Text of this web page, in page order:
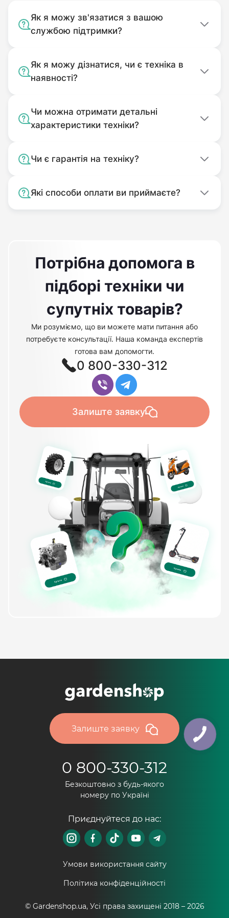
правого колеса, що дозволяє з легкістю
здійснювати оператору практичний розворот
поршневих кілець, прокладка головки
циліндра, набір ріжкових ключів та ключ для
експлуатації, а також фірмовий гарантійний
талон.
Основні переваги мотоблоку Файтер 81ДЕ:
Електростартер;
3-х струмкова муфта зчеплення;
Розширена гарантія на 12 місяців;
Надійність конструкції.
Як я можу зв'язатися з вашою
службою підтримки?
Як я можу дізнатися, чи є техніка в
наявності?
Чи можна отримати детальні
характеристики техніки?
Чи є гарантія на техніку?
Які способи оплати ви приймаєте?
Потрібна допомога в
підборі техніки чи
супутніх товарів?
Ми розуміємо, що ви можете мати питання або
потребуєте консультації. Наша команда експертів
готова вам допомогти.
0 800-330-312
Залиште заявку
Залиште заявку
0 800-330-312
Безкоштовно з будь-якого
номеру по Україні
Приєднуйтеся до нас:
Умови використання сайту
Політика конфіденційності
© Gardenshop.ua, Усі права захищені 2018 – 2026